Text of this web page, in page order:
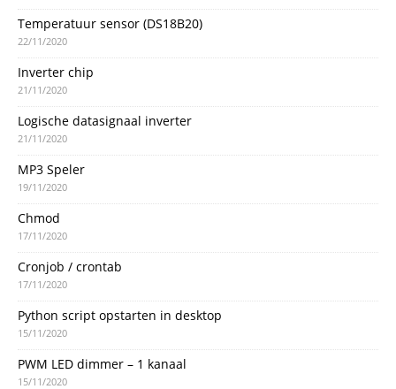
Temperatuur sensor (DS18B20)
22/11/2020
Inverter chip
21/11/2020
Logische datasignaal inverter
21/11/2020
MP3 Speler
19/11/2020
Chmod
17/11/2020
Cronjob / crontab
17/11/2020
Python script opstarten in desktop
15/11/2020
PWM LED dimmer – 1 kanaal
15/11/2020